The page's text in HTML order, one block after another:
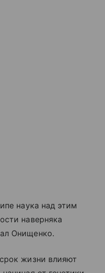
наука над этим
наверняка
Онищенко.
жизни влияют